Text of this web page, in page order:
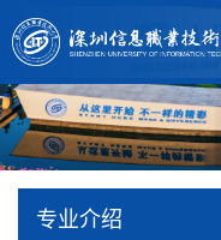
专业介绍